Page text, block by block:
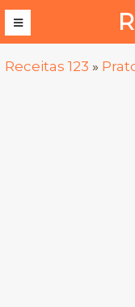
Receitas 123 »